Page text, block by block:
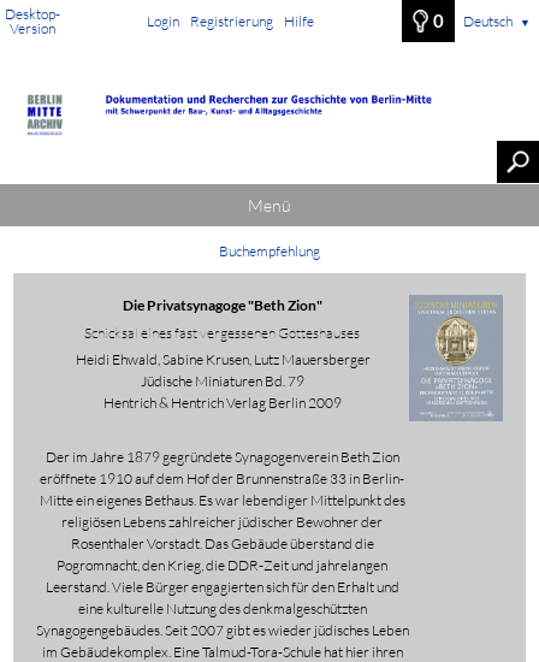
Desktop-
Version
Login Registrierung Hilfe 0 Deutsch ▼
Menü
Buchempfehlung
Die Privatsynagoge "Beth Zion"
Schicksal eines fast vergessenen Gotteshauses
Heidi Ehwald, Sabine Krusen, Lutz Mauersberger
Jüdische Miniaturen Bd. 79
Hentrich & Hentrich Verlag Berlin 2009
Der im Jahre 1879 gegründete Synagogenverein Beth Zion
eröffnete 1910 auf dem Hof der Brunnenstraße 33 in Berlin-
Mitte ein eigenes Bethaus. Es war lebendiger Mittelpunkt des
religiösen Lebens zahlreicher jüdischer Bewohner der
Rosenthaler Vorstadt. Das Gebäude überstand die
Pogromnacht, den Krieg, die DDR-Zeit und jahrelangen
Leerstand. Viele Bürger engagierten sich für den Erhalt und
eine kulturelle Nutzung des denkmalgeschützten
Synagogengebäudes. Seit 2007 gibt es wieder jüdisches Leben
im Gebäudekomplex. Eine Talmud-Tora-Schule hat hier ihren